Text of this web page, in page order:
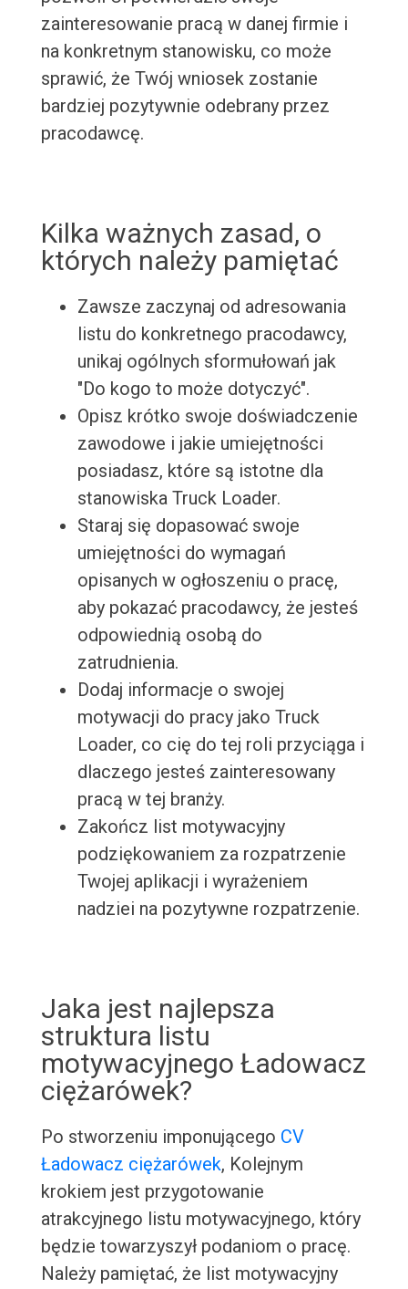
zainteresowanie pracą w danej firmie i
na konkretnym stanowisku, co może
sprawić, że Twój wniosek zostanie
bardziej pozytywnie odebrany przez
pracodawcę.
Kilka ważnych zasad, o
których należy pamiętać
Zawsze zaczynaj od adresowania
listu do konkretnego pracodawcy,
unikaj ogólnych sformułowań jak
"Do kogo to może dotyczyć".
Opisz krótko swoje doświadczenie
zawodowe i jakie umiejętności
posiadasz, które są istotne dla
stanowiska Truck Loader.
Staraj się dopasować swoje
umiejętności do wymagań
opisanych w ogłoszeniu o pracę,
aby pokazać pracodawcy, że jesteś
odpowiednią osobą do
zatrudnienia.
Dodaj informacje o swojej
motywacji do pracy jako Truck
Loader, co cię do tej roli przyciąga i
dlaczego jesteś zainteresowany
pracą w tej branży.
Zakończ list motywacyjny
podziękowaniem za rozpatrzenie
Twojej aplikacji i wyrażeniem
nadziei na pozytywne rozpatrzenie.
Jaka jest najlepsza
struktura listu
motywacyjnego Ładowacz
ciężarówek?
Po stworzeniu imponującego CV
Ładowacz ciężarówek, Kolejnym
krokiem jest przygotowanie
atrakcyjnego listu motywacyjnego, który
będzie towarzyszył podaniom o pracę.
Należy pamiętać, że list motywacyjny